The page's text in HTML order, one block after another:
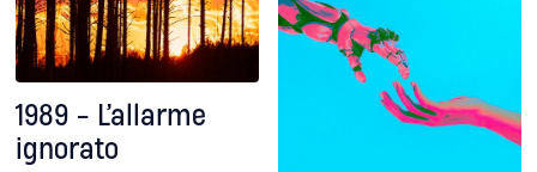
da tracciare per innovare
imprese e pubblica
amministrazione
1989 - L’allarme
ignorato